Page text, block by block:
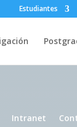
Estudiantes
Intranet